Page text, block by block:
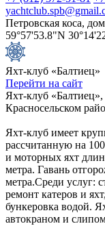
Петровская коса,
59°57'53.8"N
Яхт-клуб «Балтиец»
Перейти на сайт
Яхт-клуб
Красносельском
Яхт-клуб имеет
рассчитанную на
и моторных яхт
метра. Гавань
метра.Среди услуг:
ремонт катеров и
бункеровка водой.
автокраном и